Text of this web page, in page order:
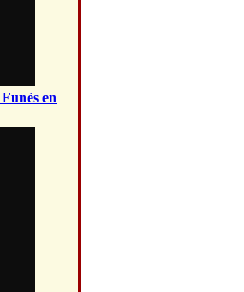
en